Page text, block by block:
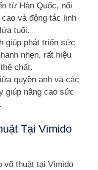
từ Hàn Quốc, nổi
và động tác linh
tuổi.
giúp phát triển sức
nhẹn, rất hiệu
chất.
quyền anh và các
giúp nâng cao sức
Tại Vimido
võ thuật tại Vimido